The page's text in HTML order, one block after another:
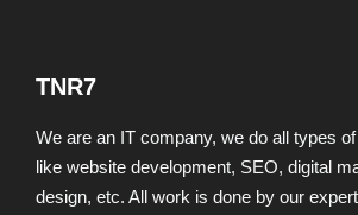
TNR7
We are an IT company, we do all types
like website development, SEO, digital
design, etc. All work is done by our